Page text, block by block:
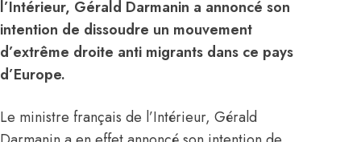
l’Intérieur, Gérald Darmanin a annoncé son
intention de dissoudre un mouvement
d’extrême droite anti migrants dans ce pays
d’Europe.
Le ministre français de l’Intérieur, Gérald